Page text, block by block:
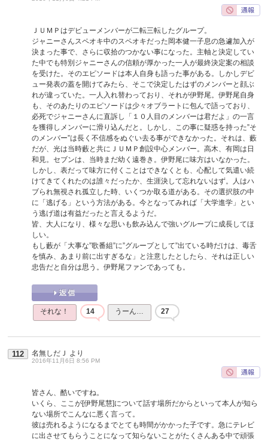
ＪＵＭＰはデビューメンバーが二転三転したグループ。
ジャニーさんスペオキ中のスペオキだった岡本健一子息の急遽加入が
決まった事で、さらに収拾のつかない事になった。主軸と決定してい
た中でも特別ジャニーさんの信頼が厚かった一人が最終決定案の相談
を受けた。そのエピソードは本人自身も語った事がある。しかしデビ
ュー発表の蓋を開けてみたら、そこで決定したはずのメンバーと顔ぶ
れが違っていた。一人入れ替わっており、それが伊野尾。伊野尾自身
も、そのあたりのエピソードは少々オブラートに包んで語っており、
必死でジャニーさんに直訴し「１０人目のメンバーは君だよ」の一言
を獲得しメンバーに滑り込んだと。しかし、この事に疑惑を持った”そ
のメンバー”は長く不信感をぬぐい去る事ができなかった。それは、藪
だが、光は当時藪と共にＪＵＭＰ創設中心メンバー。高木、有岡は日
和見。セブンは、当時まだ幼く遠巻き。伊野尾に味方はいなかった。
しかし、表だって味方に付くことはできなくとも、心配して気遣い続
けてきてくれたのは誰々だったか、生涯決して忘れないはず。人はハ
ブられ無視され孤立した時、いくつか取る道がある。その選択肢の中
に「逃げる」という方法がある。今となってみれば「大学進学」とい
う逃げ道は有益だったと言えるようだ。
皆、大人になり、様々な思いも飲み込んで強いグループに成長してほ
しい。
もし藪が「大事な”歌番組”に”グループとして”出ている時だけは、毒舌
を慎み、あまり前に出すぎるな」と注意したとしたら、それは正しい
忠告だと自分は思う。伊野尾ファンであっても。
それな！ 14 うーん… 27
112 名無しだＪ より
2016年11月6日 8:56 PM
皆さん、酷いですね。
いくら、ここが[伊野尾慧]について話す場所だからといって本人が知ら
ない場所でこんなに悪く言って。
彼は売れるようになるまでとても時間がかかった子です。急にテレビ
に出させてもらうことになって知らないことがたくさんある中で頑張